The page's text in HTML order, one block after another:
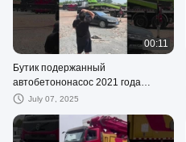
00:11
Бутик подержанный
автобетононасос 2021 года
Zoomlion 63M с шасси Benz
July 07, 2025